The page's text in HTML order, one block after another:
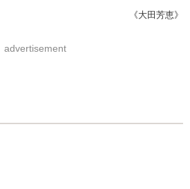
《大田芳恵》
advertisement